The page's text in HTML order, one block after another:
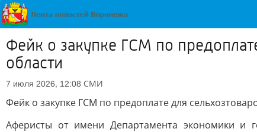
Фейк о закупке ГСМ по
области
7 июля 2026, 12:08 СМИ
Фейк о закупке ГСМ по предоплате для
Аферисты от имени Департамента экономики и